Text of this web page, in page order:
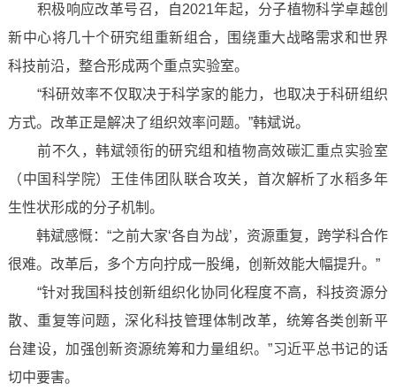
积极响应改革号召，自2021年起，分子植物科学卓越创
新中心将几十个研究组重新组合，围绕重大战略需求和世界
科技前沿，整合形成两个重点实验室。
“科研效率不仅取决于科学家的能力，也取决于科研组织
方式。改革正是解决了组织效率问题。”韩斌说。
前不久，韩斌领衔的研究组和植物高效碳汇重点实验室
（中国科学院）王佳伟团队联合攻关，首次解析了水稻多年
生性状形成的分子机制。
韩斌感慨：“之前大家‘各自为战’，资源重复，跨学科合作
很难。改革后，多个方向拧成一股绳，创新效能大幅提升。”
“针对我国科技创新组织化协同化程度不高，科技资源分
散、重复等问题，深化科技管理体制改革，统筹各类创新平
台建设，加强创新资源统筹和力量组织。”习近平总书记的话
切中要害。